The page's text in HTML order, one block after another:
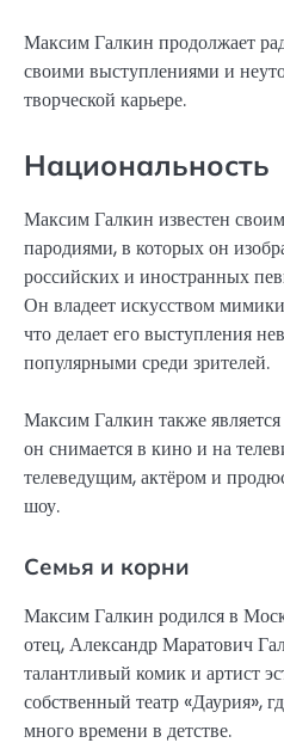
Максим Галкин продолжает
своими выступлениями и
творческой карьере.
Национальность
Максим Галкин известен
пародиями, в которых он
российских и иностранных
Он владеет искусством
что делает его выступления
популярными среди зрителей.
Максим Галкин также
он снимается в кино и на
телеведущим, актёром и
шоу.
Семья и корни
Максим Галкин родился в
отец, Александр Маратович
талантливый комик и артист
собственный театр «Даурия»,
много времени в детстве.